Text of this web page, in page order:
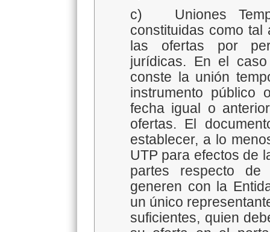
c)
Uniones
constituidas como
las ofertas por
jurídicas. En el
conste la unión
instrumento público
fecha igual o
ofertas. El
establecer, a lo
UTP para efectos de
partes respecto
generen con la
un único
suficientes, quien